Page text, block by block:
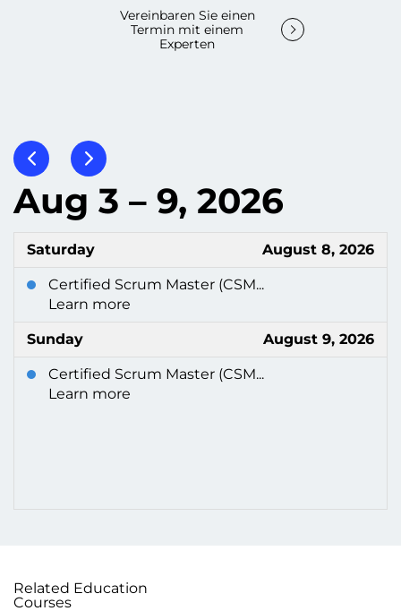
Vereinbaren Sie einen
Termin mit einem
Experten
Aug 3 – 9, 2026
Saturday August 8, 2026
Certified Scrum Master (CSM...
Learn more
Sunday August 9, 2026
Certified Scrum Master (CSM...
Learn more
Related Education
Courses